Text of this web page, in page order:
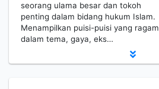
seorang ulama besar dan tokoh
penting dalam bidang hukum Islam.
Menampilkan puisi-puisi yang ragam
dalam tema, gaya, eks…